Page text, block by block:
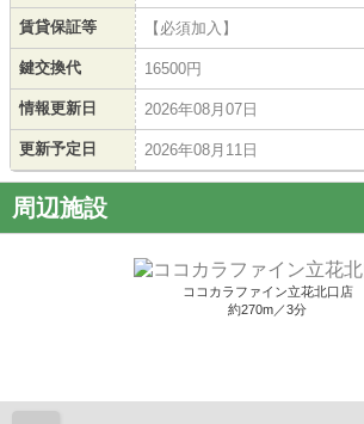
賃貸保証等 【必須加入】
鍵交換代 16500円
情報更新日 2026年08月07日
更新予定日 2026年08月11日
周辺施設
ココカラファイン立花北口店
約270m／3分